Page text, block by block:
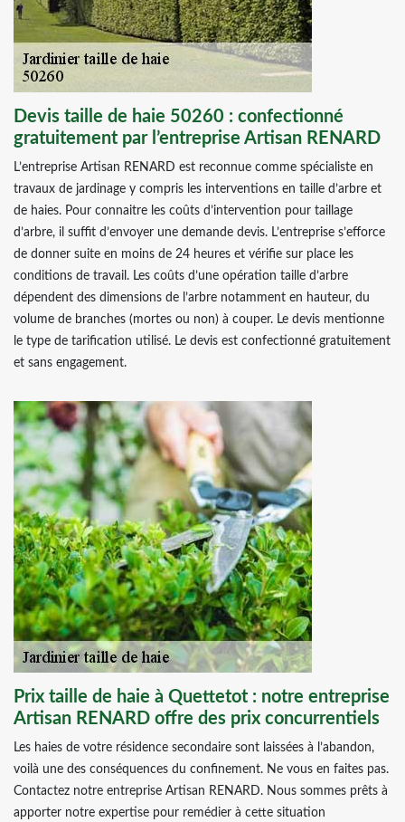
Devis taille de haie 50260 : confectionné
gratuitement par l’entreprise Artisan RENARD
L’entreprise Artisan RENARD est reconnue comme spécialiste en
travaux de jardinage y compris les interventions en taille d’arbre et
de haies. Pour connaitre les coûts d’intervention pour taillage
d’arbre, il suffit d’envoyer une demande devis. L’entreprise s’efforce
de donner suite en moins de 24 heures et vérifie sur place les
conditions de travail. Les coûts d’une opération taille d’arbre
dépendent des dimensions de l’arbre notamment en hauteur, du
volume de branches (mortes ou non) à couper. Le devis mentionne
le type de tarification utilisé. Le devis est confectionné gratuitement
et sans engagement.
Prix taille de haie à Quettetot : notre entreprise
Artisan RENARD offre des prix concurrentiels
Les haies de votre résidence secondaire sont laissées à l’abandon,
voilà une des conséquences du confinement. Ne vous en faites pas.
Contactez notre entreprise Artisan RENARD. Nous sommes prêts à
apporter notre expertise pour remédier à cette situation